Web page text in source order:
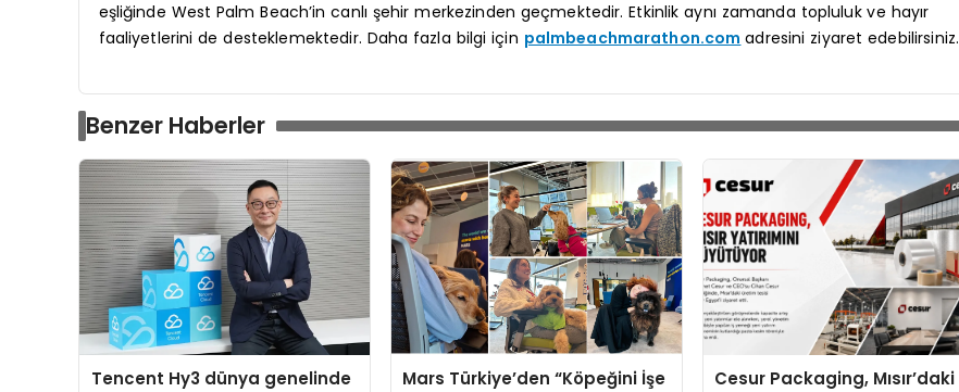
eşliğinde West Palm Beach’in canlı şehir merkezinden geçmektedir. Etkinlik aynı zamanda topluluk ve hayır
faaliyetlerini de desteklemektedir. Daha fazla bilgi için palmbeachmarathon.com adresini ziyaret edebilirsiniz.
Benzer Haberler
Tencent Hy3 dünya genelinde
Mars Türkiye’den “Köpeğini İşe
Cesur Packaging, Mısır’daki